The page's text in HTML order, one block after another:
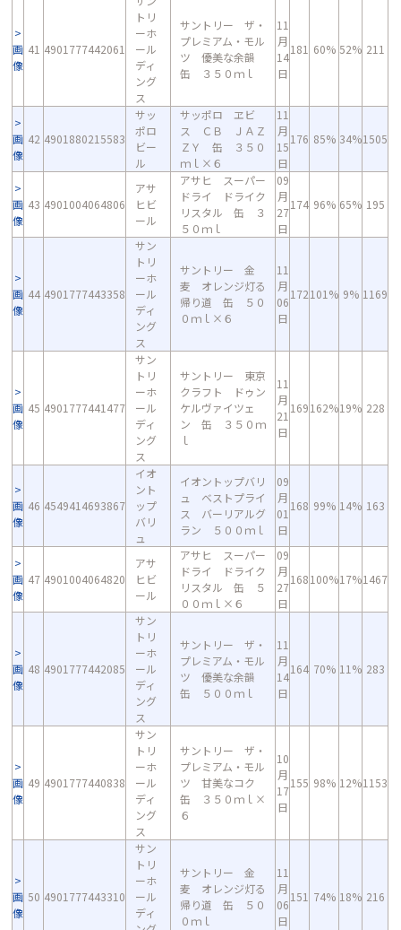
画
像
41 4901777442061
トリ
ーホ
ール
ディ
ング
ス
サントリー ザ・
プレミアム・モル
ツ 優美な余韻
缶 ３５０ｍｌ
11
月
14
日
181 60% 52% 211
画
像
42 4901880215583
サッ
ポロ
ビー
ル
サッポロ ヱビ
ス ＣＢ ＪＡＺ
ＺＹ 缶 ３５０
ｍｌ×６
11
月
15
日
176 85% 34%1505
画
像
43 4901004064806
アサ
ヒビ
ール
アサヒ スーパー
ドライ ドライク
リスタル 缶 ３
５０ｍｌ
09
月
27
日
174 96% 65% 195
画
像
44 4901777443358
サン
トリ
ーホ
ール
ディ
ング
ス
サントリー 金
麦 オレンジ灯る
帰り道 缶 ５０
０ｍｌ×６
11
月
06
日
172101% 9% 1169
画
像
45 4901777441477
サン
トリ
ーホ
ール
ディ
ング
ス
サントリー 東京
クラフト ドゥン
ケルヴァイツェ
ン 缶 ３５０ｍ
ｌ
11
月
21
日
169162%19% 228
画
像
46 4549414693867
イオ
ント
ップ
バリ
ュ
イオントップバリ
ュ ベストプライ
ス バーリアルグ
ラン ５００ｍｌ
09
月
01
日
168 99% 14% 163
画
像
47 4901004064820
アサ
ヒビ
ール
アサヒ スーパー
ドライ ドライク
リスタル 缶 ５
００ｍｌ×６
09
月
27
日
168100%17%1467
画
像
48 4901777442085
サン
トリ
ーホ
ール
ディ
ング
ス
サントリー ザ・
プレミアム・モル
ツ 優美な余韻
缶 ５００ｍｌ
11
月
14
日
164 70% 11% 283
画
像
49 4901777440838
サン
トリ
ーホ
ール
ディ
ング
ス
サントリー ザ・
プレミアム・モル
ツ 甘美なコク
缶 ３５０ｍｌ×
６
10
月
17
日
155 98% 12%1153
画
像
50 4901777443310
サン
トリ
ーホ
ール
ディ
サントリー 金
麦 オレンジ灯る
帰り道 缶 ５０
０ｍｌ
11
月
06
日
151 74% 18% 216